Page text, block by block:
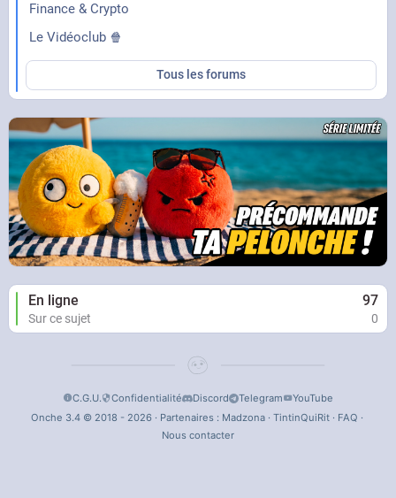
Finance & Crypto
Le Vidéoclub 🍿
Tous les forums
En ligne 97
Sur ce sujet 0
C.G.U. Confidentialité Discord Telegram
YouTube
Onche 3.4 © 2018 - 2026 · Partenaires : Madzona· TintinQuiRit· FAQ ·
Nous contacter